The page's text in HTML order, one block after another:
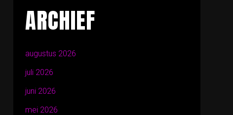
ARCHIEF
augustus 2026
juli 2026
juni 2026
mei 2026